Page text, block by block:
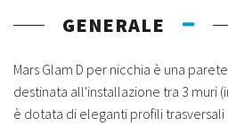
GENERALE
Mars Glam D per nicchia è una
destinata all'installazione tra 3 muri
è dotata di eleganti profili